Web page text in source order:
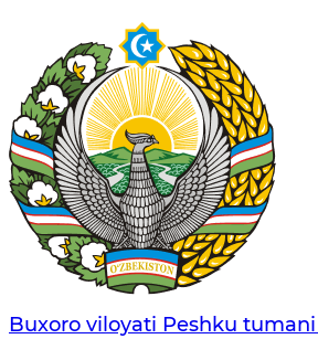
Buxoro viloyati Peshku